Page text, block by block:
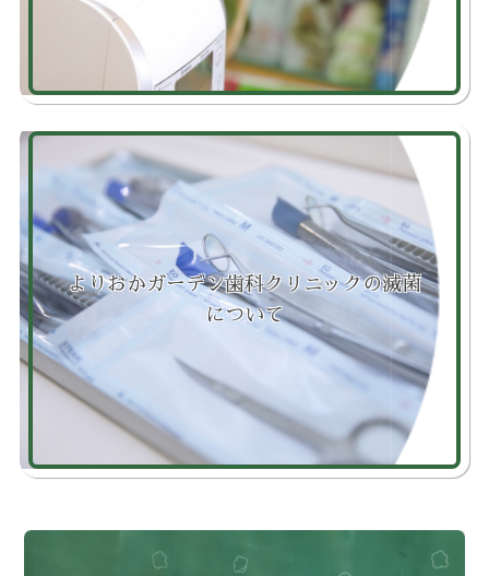
レーザー治療
NEWS
よりおかガーデン歯科クリニックの滅菌
について